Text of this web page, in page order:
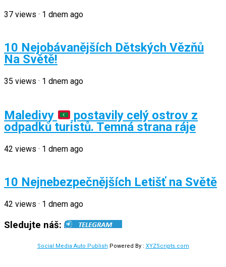
37 views · 1 dnem ago
10 Nejobávanějších Dětských Vězňů
Na Světě!
35 views · 1 dnem ago
Maledivy
postavily celý ostrov z
odpadků turistů. Temná strana ráje
42 views · 1 dnem ago
10 Nejnebezpečnějších Letišť na Světě
42 views · 1 dnem ago
Sledujte náš:
Social Media Auto Publish Powered By : XYZScripts.com